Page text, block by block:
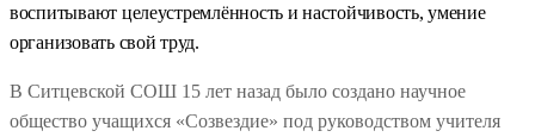
воспитывают целеустрем­лённость и настойчивость, умение
организо­вать свой труд.
В Ситцевской СОШ 15 лет назад было создано научное
общество учащихся «Созвездие» под руководством учителя